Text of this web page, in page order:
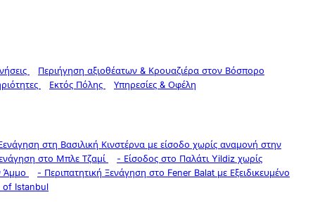
Περιήγηση αξιοθέατων & Κρουαζιέρα στον Βόσπορο
Εκτός Πόλης Υπηρεσίες & Οφέλη
στη Βασιλική Κινστέρνα με είσοδο χωρίς αναμονή στην
στο Μπλε Τζαμί - Είσοδος στο Παλάτι Yildiz χωρίς
Άμμο - Περιπατητική Ξενάγηση στο Fener Balat με Εξειδικευμένο
of Istanbul